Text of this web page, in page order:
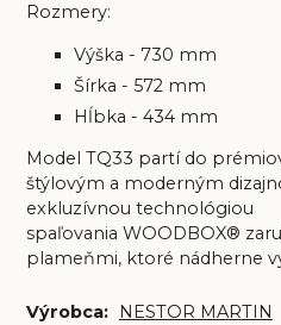
Rozmery:
Výška - 730 mm
Šírka - 572 mm
Hĺbka - 434 mm
Model TQ33 partí do
štýlovým a moderným
exkluzívnou technológiou
spaľovania WOODBOX®
plameňmi, ktoré nádherne
Výrobca: NESTOR MARTIN